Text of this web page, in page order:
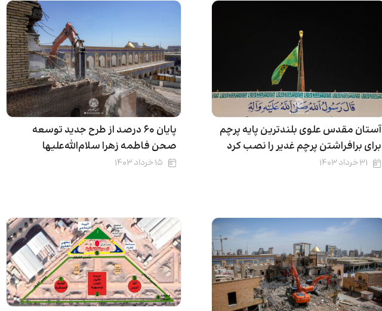
آستان مقدس علوی بلندترین پایه پرچم
برای برافراشتن پرچم غدیر را نصب کرد
۳۱ خرداد ۱۴۰۳
پایان ۶۰ درصد از طرح جدید توسعه
صحن فاطمه زهرا سلام‌الله‌علیها
۱۵ خرداد ۱۴۰۳